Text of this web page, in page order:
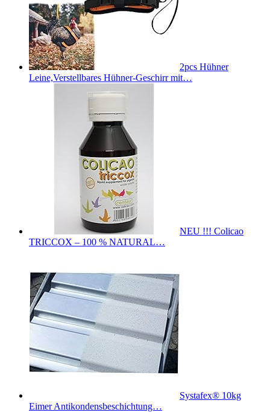
2pcs Hühner
Leine,Verstellbares Hühner-Geschirr mit…
NEU !!! Colicao
TRICCOX – 100 % NATURAL…
Systafex® 10kg
Eimer Antikondensbeschichtung…